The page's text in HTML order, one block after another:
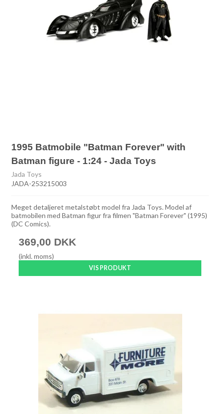
1995 Batmobile "Batman Forever" with
Batman figure - 1:24 - Jada Toys
Jada Toys
JADA-253215003
Meget detaljeret metalstøbt model fra Jada Toys. Model af
batmobilen med Batman figur fra filmen "Batman Forever" (1995)
(DC Comics).
369,00 DKK
(inkl. moms)
VIS PRODUKT